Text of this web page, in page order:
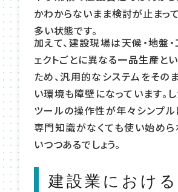
かわからないまま検討が止まっ
多い状態です。
加えて、建設現場は天候・地盤
ェクトごとに異なる一品生産と
ため、汎用的なシステムをその
い環境も障壁になっています。
ツールの操作性が年々シンプル
専門知識がなくても使い始め
いつつあるでしょう。
建設業におけ